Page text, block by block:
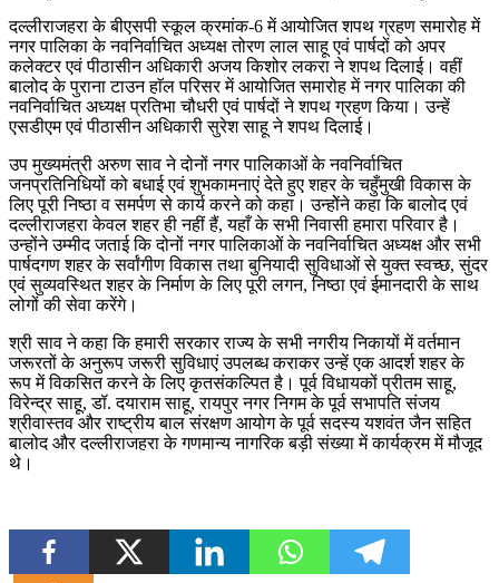
दल्लीराजहरा के बीएसपी स्कूल क्रमांक-6 में आयोजित शपथ ग्रहण समारोह में
नगर पालिका के नवनिर्वाचित अध्यक्ष तोरण लाल साहू एवं पार्षदों को अपर
कलेक्टर एवं पीठासीन अधिकारी अजय किशोर लकरा ने शपथ दिलाई। वहीं
बालोद के पुराना टाउन हाॅल परिसर में आयोजित समारोह में नगर पालिका की
नवनिर्वाचित अध्यक्ष प्रतिभा चौधरी एवं पार्षदों ने शपथ ग्रहण किया। उन्हें
एसडीएम एवं पीठासीन अधिकारी सुरेश साहू ने शपथ दिलाई।
उप मुख्यमंत्री अरुण साव ने दोनों नगर पालिकाओं के नवनिर्वाचित
जनप्रतिनिधियों को बधाई एवं शुभकामनाएं देते हुए शहर के चहुँमुखी विकास के
लिए पूरी निष्ठा व समर्पण से कार्य करने को कहा। उन्होेंने कहा कि बालोद एवं
दल्लीराजहरा केवल शहर ही नहीं हैं, यहाँ के सभी निवासी हमारा परिवार है।
उन्होंने उम्मीद जताई कि दोनों नगर पालिकाओं के नवनिर्वाचित अध्यक्ष और सभी
पार्षदगण शहर के सर्वांगीण विकास तथा बुनियादी सुविधाओं से युक्त स्वच्छ, सुंदर
एवं सुव्यवस्थित शहर के निर्माण के लिए पूरी लगन, निष्ठा एवं ईमानदारी के साथ
लोगों की सेवा करेंगे।
श्री साव ने कहा कि हमारी सरकार राज्य के सभी नगरीय निकायों में वर्तमान
जरूरतों के अनुरूप जरूरी सुविधाएं उपलब्ध कराकर उन्हें एक आदर्श शहर के
रूप में विकसित करने के लिए कृतसंकल्पित है। पूर्व विधायकों प्रीतम साहू,
विरेन्द्र साहू, डॉ. दयाराम साहू, रायपुर नगर निगम के पूर्व सभापति संजय
श्रीवास्तव और राष्ट्रीय बाल संरक्षण आयोग के पूर्व सदस्य यशवंत जैन सहित
बालोद और दल्लीराजहरा के गणमान्य नागरिक बड़ी संख्या में कार्यक्रम में मौजूद
थे।